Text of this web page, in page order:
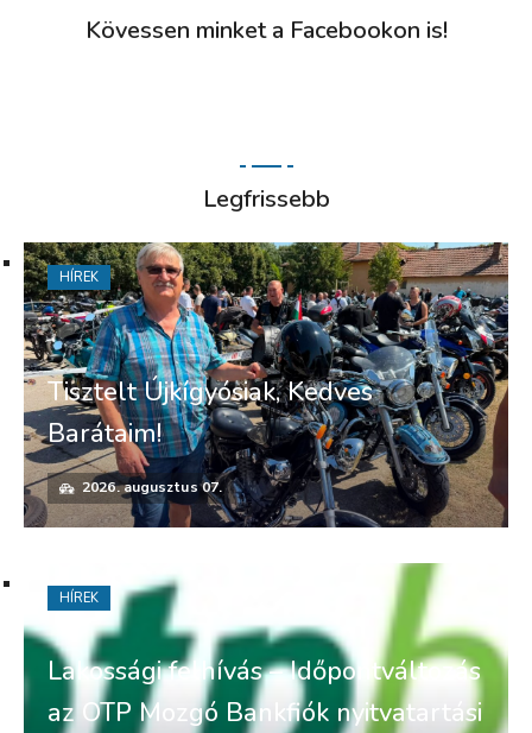
Kövessen minket a Facebookon is!
Legfrissebb
Tisztelt Újkígyósiak, Kedves
Barátaim!
2026. augusztus 07.
HÍREK
Lakossági felhívás – Időpontváltozás
az OTP Mozgó Bankfiók nyitvatartási
HÍREK